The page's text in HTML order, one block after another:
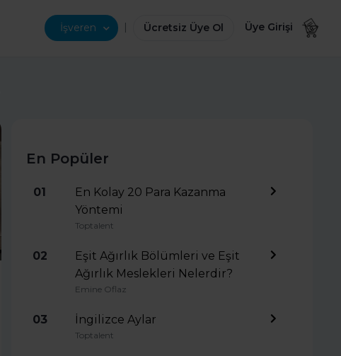
İşveren | Ücretsiz Üye Ol Üye Girişi
En Popüler
01
En Kolay 20 Para Kazanma
Yöntemi
Toptalent
02
Eşit Ağırlık Bölümleri ve Eşit
Ağırlık Meslekleri Nelerdir?
Emine Oflaz
03 İngilizce Aylar
Toptalent